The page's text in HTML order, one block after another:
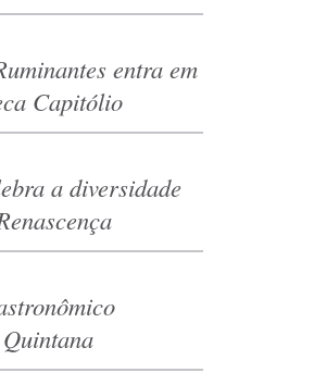
entra em
Capitólio
a diversidade